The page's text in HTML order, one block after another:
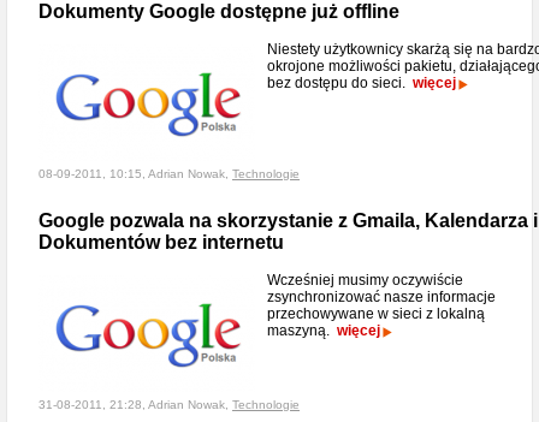
Dokumenty Google dostępne już offline
Niestety użytkownicy skarżą się na
okrojone możliwości pakietu,
bez dostępu do sieci. więcej
08-09-2011, 10:15, Adrian Nowak, Technologie
Google pozwala na skorzystanie z Gmaila, Kalendarza i
Dokumentów bez internetu
Wcześniej musimy oczywiście
zsynchronizować nasze informacje
przechowywane w sieci z lokalną
maszyną. więcej
31-08-2011, 21:28, Adrian Nowak, Technologie